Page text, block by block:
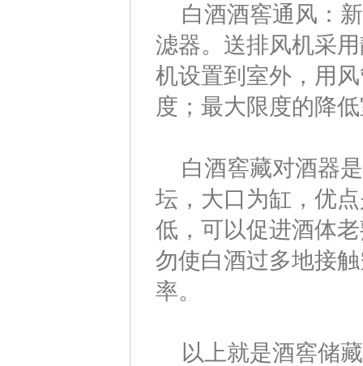
白酒酒窖通风：新
滤器。送排风机采
机设置到室外，用
度；最大限度的降
白酒窖藏对酒器
坛，大口为缸，优
低，可以促进酒体
勿使白酒过多地接
率。
以上就是酒窖储藏